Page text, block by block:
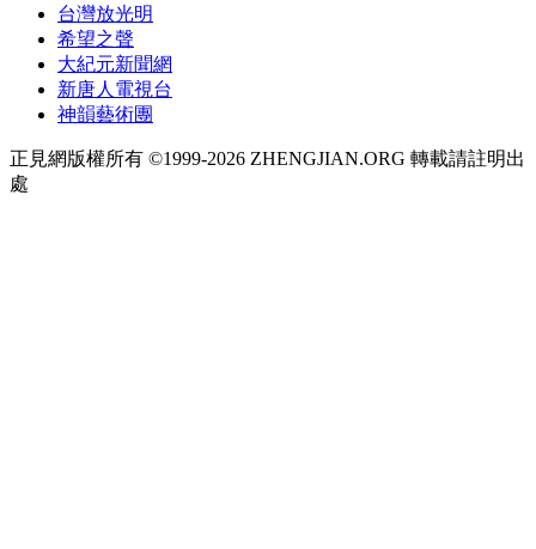
台灣放光明
希望之聲
大紀元新聞網
新唐人電視台
神韻藝術團
正見網版權所有 ©1999-2026 ZHENGJIAN.ORG 轉載請註明出
處